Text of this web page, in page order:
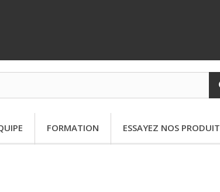
FORMATION ESSAYEZ NOS